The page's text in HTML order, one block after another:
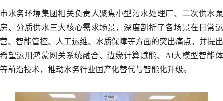
市水务环境集团相关负责人聚焦小型污水处理厂、二次供水泵
房、分质供水三大核心需求场景，深度剖析了各场景在日常运
营、智能管控、人工运维、水质保障等方面的突出痛点，并提出
希望运用鸿蒙网关系统融合、边缘计算赋能、AI大模型智能体
等前沿技术，推动水务行业国产化替代与智能化升级。